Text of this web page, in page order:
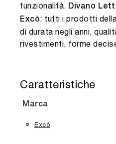
funzionalità. Divano
Excò: tutti i prodotti
di durata negli anni,
rivestimenti, forme
Caratteristiche
Marca
Excò